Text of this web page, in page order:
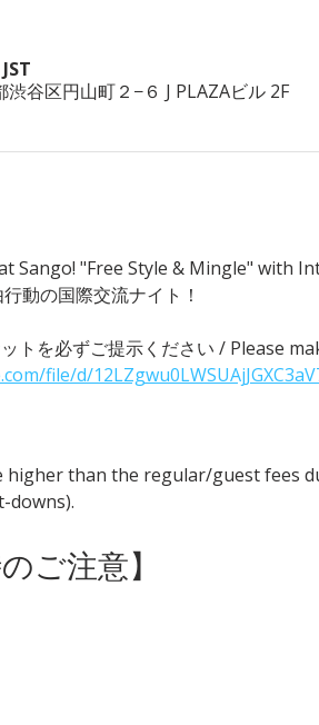
谷区円山町２−６ J PLAZAビル 2F
"Free Style & Mingle" with
動の国際交流ナイト！
を必ずご提示ください / Please
file/d/
higher than the regular/guest fees
downs).
ご注意】